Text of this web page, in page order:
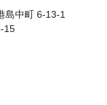
島中町 6-13-1
15